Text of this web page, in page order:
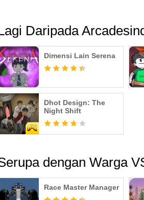
Daripada
Dimensi Lain Serena
Dhot Design: The
Night Shift
dengan Warga
Race Master Manager